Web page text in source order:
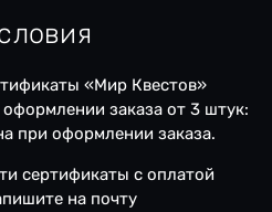
«Мир Квестов»
заказа от 3 штук:
при оформлении заказа.
сертификаты с оплатой
на почту